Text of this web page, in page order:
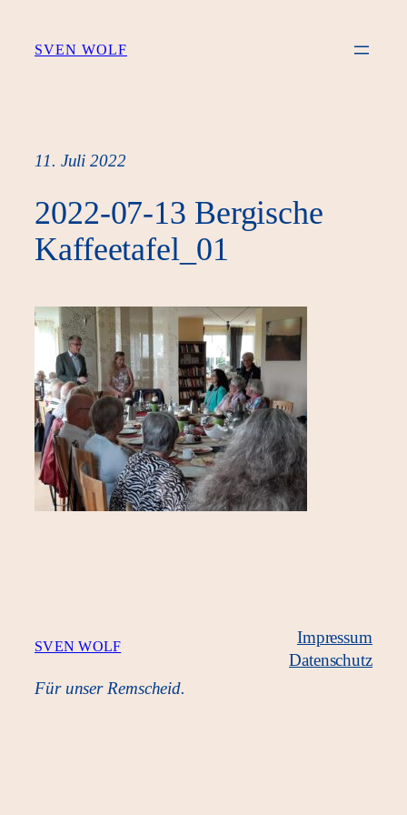
Inhalt
SVEN WOLF
11. Juli 2022
2022-07-13 Bergische
Kaffeetafel_01
SVEN WOLF
Für unser Remscheid.
Impressum
Datenschutz